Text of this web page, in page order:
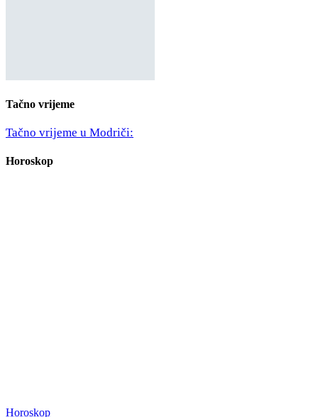
Tačno vrijeme
Tačno vrijeme u Modriči:
Horoskop
Horoskop